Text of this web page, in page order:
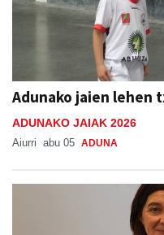
Adunako jaien lehen
ADUNAKO JAIAK 2026
Aiurri abu 05 ADUNA